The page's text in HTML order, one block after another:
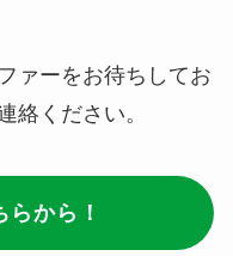
ァーをお待ちしてお
絡ください。
から！